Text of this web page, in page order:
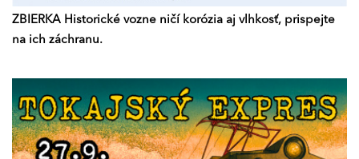
ZBIERKA Historické vozne ničí korózia aj vlhkosť, prispejte
na ich záchranu.